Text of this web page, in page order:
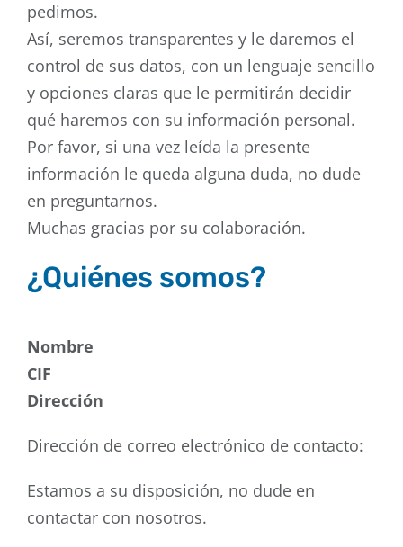
pedimos.
Así, seremos transparentes y le daremos el
control de sus datos, con un lenguaje sencillo
y opciones claras que le permitirán decidir
qué haremos con su información personal.
Por favor, si una vez leída la presente
información le queda alguna duda, no dude
en preguntarnos.
Muchas gracias por su colaboración.
¿Quiénes somos?
Nombre
CIF
Dirección
Dirección de correo electrónico de contacto:
Estamos a su disposición, no dude en
contactar con nosotros.